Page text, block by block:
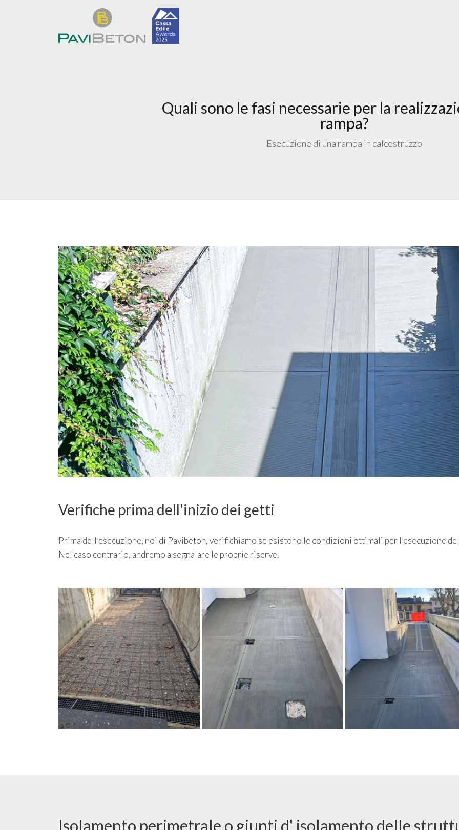
Quali sono le fasi necessarie per la
rampa?
Esecuzione di una rampa in calcestruzzo
Verifiche prima dell'inizio dei getti
Prima dell’esecuzione, noi di Pavibeton, verifichiamo se esistono le condizioni ottimali per l’esecuzione
Nel caso contrario, andremo a segnalare le proprie riserve.
Isolamento perimetrale o giunti d' isolamento delle